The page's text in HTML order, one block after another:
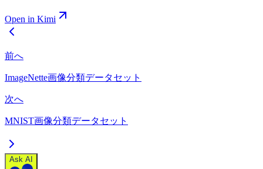
Open in Kimi
前へ
ImageNette画像分類データセット
次へ
MNIST画像分類データセット
Ask AI